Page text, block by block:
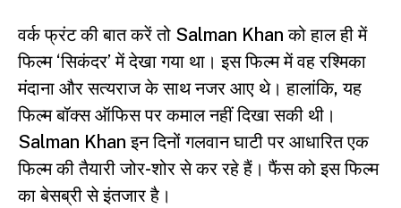
वर्क फ्रंट की बात करें तो Salman Khan को हाल ही में
फिल्म ‘सिकंदर’ में देखा गया था। इस फिल्म में वह रश्मिका
मंदाना और सत्यराज के साथ नजर आए थे। हालांकि, यह
फिल्म बॉक्स ऑफिस पर कमाल नहीं दिखा सकी थी।
Salman Khan इन दिनों गलवान घाटी पर आधारित एक
फिल्म की तैयारी जोर-शोर से कर रहे हैं। फैंस को इस फिल्म
का बेसब्री से इंतजार है।